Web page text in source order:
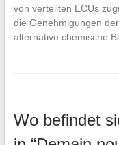
von verteilten ECUs
die Genehmigungen
alternative chemische
Wo befindet